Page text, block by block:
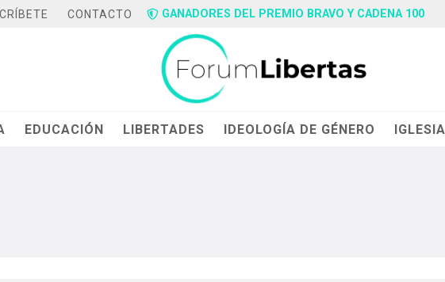
CONTACTO GANADORES DEL PREMIO BRAVO Y CADENA 100
EDUCACIÓN LIBERTADES IDEOLOGÍA DE GÉNERO IGLESIA